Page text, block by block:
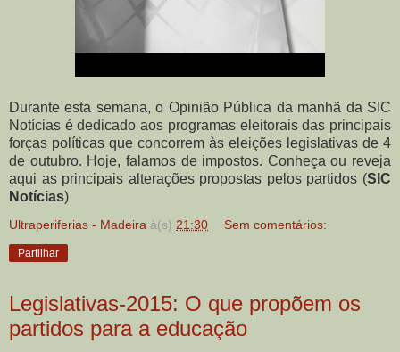
Durante esta semana, o Opinião Pública da manhã da SIC
Notícias é dedicado aos programas eleitorais das principais
forças políticas que concorrem às eleições legislativas de 4
de outubro. Hoje, falamos de impostos. Conheça ou reveja
aqui as principais alterações propostas pelos partidos (SIC
Notícias)
Ultraperiferias - Madeira à(s) 21:30 Sem comentários:
Partilhar
Legislativas-2015: O que propõem os
partidos para a educação